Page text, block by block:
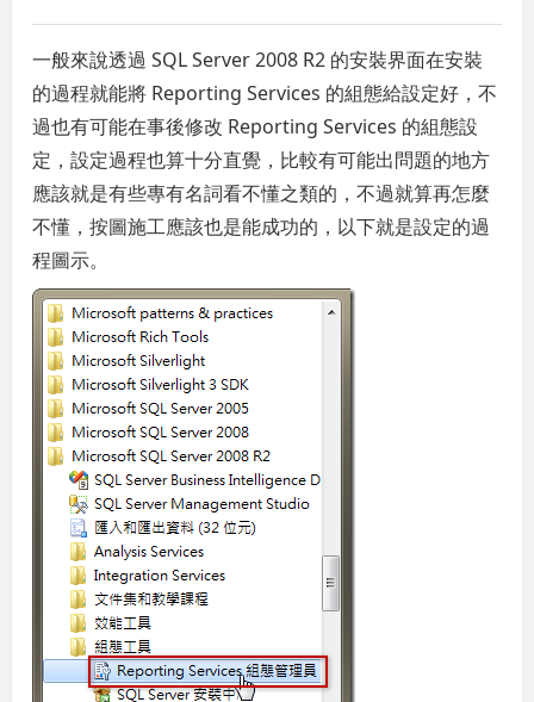
一般來說透過 SQL Server 2008 R2 的安裝界面在安裝
的過程就能將 Reporting Services 的組態給設定好，不
過也有可能在事後修改 Reporting Services 的組態設
定，設定過程也算十分直覺，比較有可能出問題的地方
應該就是有些專有名詞看不懂之類的，不過就算再怎麼
不懂，按圖施工應該也是能成功的，以下就是設定的過
程圖示。